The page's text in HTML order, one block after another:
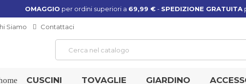
OMAGGIO per ordini superiori a 69,99 €- SPEDIZIONE GRATUITA
Siamo Contattaci
CUSCINI TOVAGLIE GIARDINO